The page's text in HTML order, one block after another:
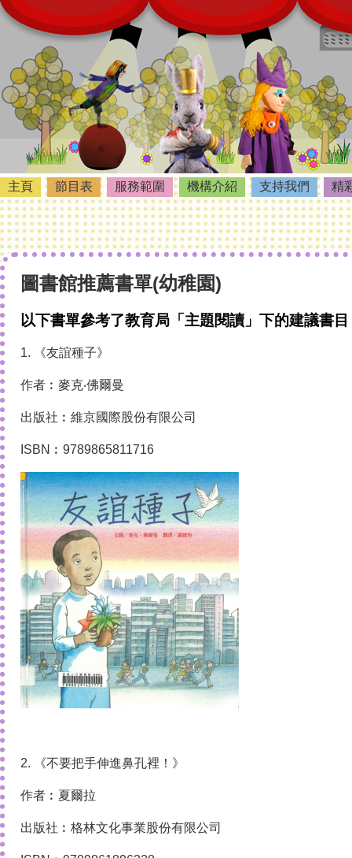
主頁 節目表 服務範圍 機構介紹 支持我們 精
圖書館推薦書單(幼稚園)
以下書單參考了教育局「主題閱讀」下的建議書目
1. 《友誼種子》
作者︰麥克‧佛爾曼
出版社︰維京國際股份有限公司
ISBN︰9789865811716
2. 《不要把手伸進鼻孔裡！》
作者︰夏爾拉
出版社︰格林文化事業股份有限公司